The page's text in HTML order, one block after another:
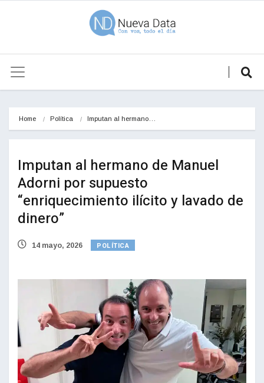
Home Política Imputan al hermano…
Imputan al hermano de Manuel
Adorni por supuesto
“enriquecimiento ilícito y lavado de
dinero”
14 mayo, 2026 POLÍTICA